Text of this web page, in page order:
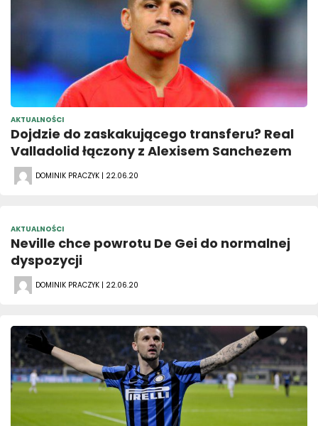
AKTUALNOŚCI
Dojdzie do zaskakującego transferu? Real
Valladolid łączony z Alexisem Sanchezem
DOMINIK PRACZYK | 22.06.20
AKTUALNOŚCI
Neville chce powrotu De Gei do normalnej
dyspozycji
DOMINIK PRACZYK | 22.06.20